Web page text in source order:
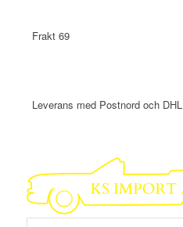
Frakt 69
Leverans med Postnord och DHL